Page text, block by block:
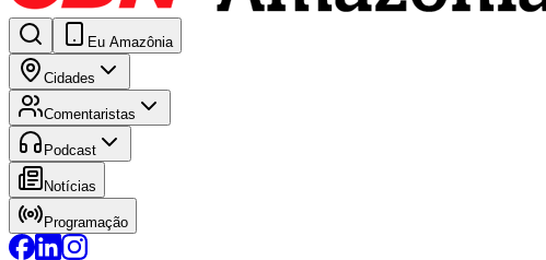
Eu Amazônia
Cidades
Comentaristas
Podcast
Notícias
Programação